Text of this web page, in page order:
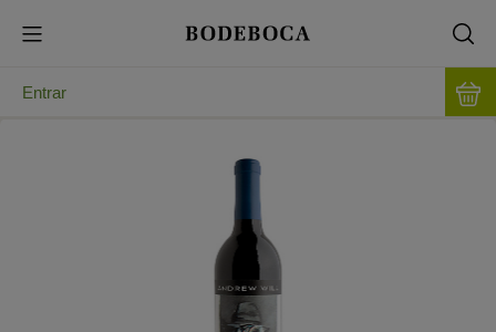
Entrar